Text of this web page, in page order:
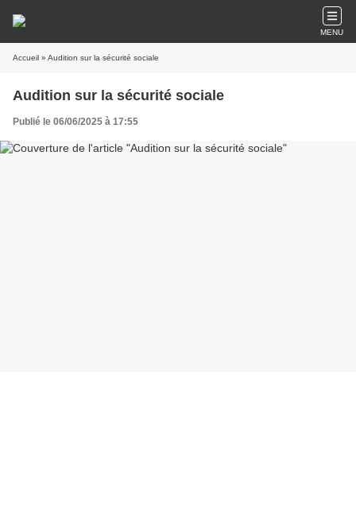
MENU
Accueil » Audition sur la sécurité sociale
Audition sur la sécurité sociale
Publié le 06/06/2025 à 17:55